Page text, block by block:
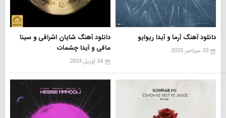
دانلود آهنگ آرما و آیدا ریوایو
23 سپتامبر 2025
دانلود آهنگ شایان اشراقی و سینا
مافی و آیدا چشمات
24 آوریل 2024